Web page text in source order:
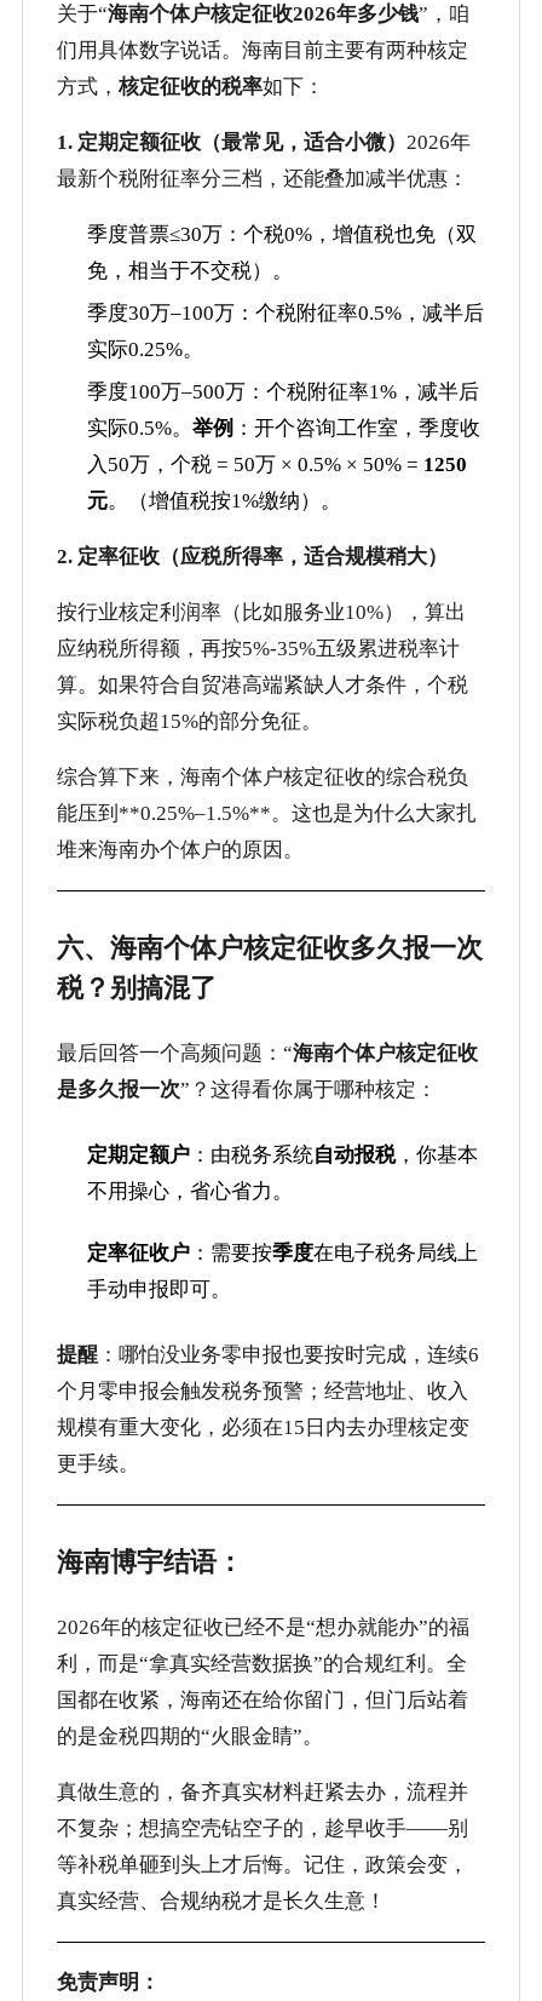
关于“海南个体户核定征收2026年多少钱”，咱
们用具体数字说话。海南目前主要有两种核定
方式， 核定征收的税率如下：
1. 定期定额征收（最常见，适合小微） 2026年
最新个税附征率分三档，还能叠加减半优惠：
季度普票≤30万：个税0%，增值税也免（双
免，相当于不交税）。
季度30万–100万：个税附征率0.5%，减半后
实际0.25%。
季度100万–500万：个税附征率1%，减半后
实际0.5%。 举例 ：开个咨询工作室，季度收
入50万，个税 = 50万 × 0.5% × 50% = 1250
元。（增值税按1%缴纳）。
2. 定率征收（应税所得率，适合规模稍大）
按行业核定利润率（比如服务业10%），算出
应纳税所得额，再按5%-35%五级累进税率计
算。如果符合自贸港高端紧缺人才条件，个税
实际税负超15%的部分免征。
综合算下来，海南个体户核定征收的综合税负
能压到**0.25%–1.5%**。这也是为什么大家扎
堆来海南办个体户的原因。
六、海南个体户核定征收多久报一次
税？别搞混了
最后回答一个高频问题：“海南个体户核定征收
是多久报一次”？这得看你属于哪种核定：
定期定额户：由税务系统自动报税，你基本
不用操心，省心省力。
定率征收户：需要按季度在电子税务局线上
手动申报即可。
提醒：哪怕没业务零申报也要按时完成，连续6
个月零申报会触发税务预警；经营地址、收入
规模有重大变化，必须在15日内去办理核定变
更手续。
海南博宇结语：
2026年的核定征收已经不是“想办就能办”的福
利，而是“拿真实经营数据换”的合规红利。全
国都在收紧，海南还在给你留门，但门后站着
的是金税四期的“火眼金睛”。
真做生意的，备齐真实材料赶紧去办，流程并
不复杂；想搞空壳钻空子的，趁早收手——别
等补税单砸到头上才后悔。记住，政策会变，
真实经营、合规纳税才是长久生意！
免责声明：